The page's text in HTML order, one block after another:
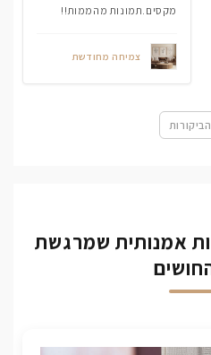
מקסים.תמונות מהממות!!
צמיחה מחודשת
אמנותית שמרגשת